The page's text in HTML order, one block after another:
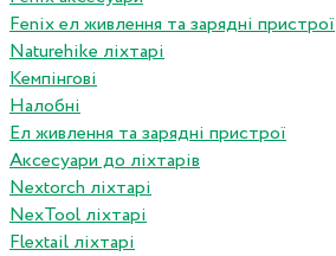
Fenix ел живлення та зарядні пристрої
Naturehike ліхтарі
Кемпінгові
Налобні
Ел живлення та зарядні пристрої
Аксесуари до ліхтарів
Nextorch ліхтарі
NexTool ліхтарі
Flextail ліхтарі